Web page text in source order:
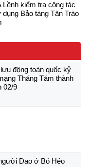
Lềnh kiểm tra công tác
Bảo tàng Tân Trào
động toàn quốc kỷ
Tháng Tám thành
02/9
Dao ở Bó Héo